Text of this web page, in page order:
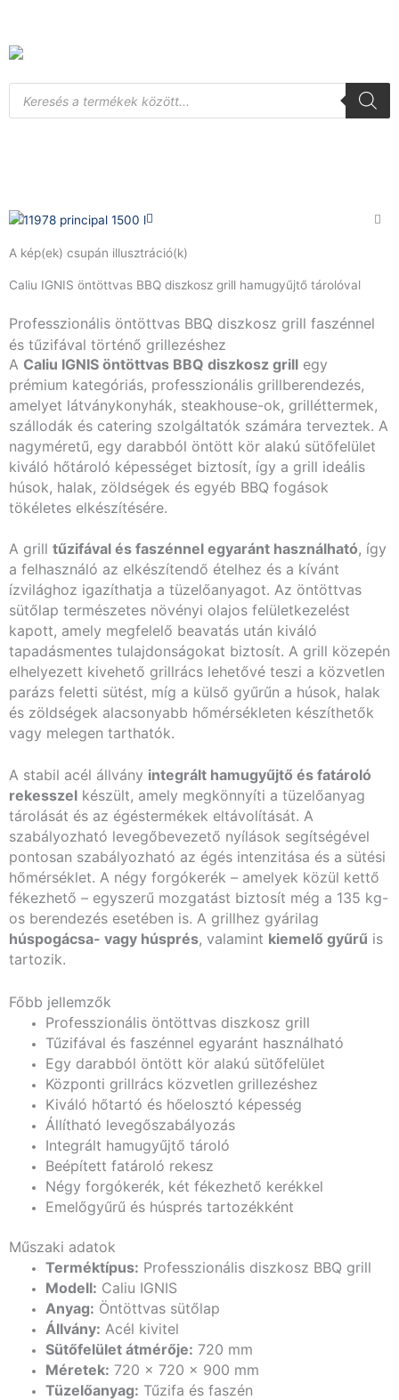
content
Products
search
A kép(ek) csupán illusztráció(k)
Caliu IGNIS öntöttvas BBQ diszkosz grill hamugyűjtő tárolóval
Professzionális öntöttvas BBQ diszkosz grill faszénnel
és tűzifával történő grillezéshez
A Caliu IGNIS öntöttvas BBQ diszkosz grill egy
prémium kategóriás, professzionális grillberendezés,
amelyet látványkonyhák, steakhouse-ok, grilléttermek,
szállodák és catering szolgáltatók számára terveztek. A
nagyméretű, egy darabból öntött kör alakú sütőfelület
kiváló hőtároló képességet biztosít, így a grill ideális
húsok, halak, zöldségek és egyéb BBQ fogások
tökéletes elkészítésére.
A grill tűzifával és faszénnel egyaránt használható, így
a felhasználó az elkészítendő ételhez és a kívánt
ízvilághoz igazíthatja a tüzelőanyagot. Az öntöttvas
sütőlap természetes növényi olajos felületkezelést
kapott, amely megfelelő beavatás után kiváló
tapadásmentes tulajdonságokat biztosít. A grill közepén
elhelyezett kivehető grillrács lehetővé teszi a közvetlen
parázs feletti sütést, míg a külső gyűrűn a húsok, halak
és zöldségek alacsonyabb hőmérsékleten készíthetők
vagy melegen tarthatók.
A stabil acél állvány integrált hamugyűjtő és fatároló
rekesszel készült, amely megkönnyíti a tüzelőanyag
tárolását és az égéstermékek eltávolítását. A
szabályozható levegőbevezető nyílások segítségével
pontosan szabályozható az égés intenzitása és a sütési
hőmérséklet. A négy forgókerék – amelyek közül kettő
fékezhető – egyszerű mozgatást biztosít még a 135 kg-
os berendezés esetében is. A grillhez gyárilag
húspogácsa- vagy húsprés, valamint kiemelő gyűrű is
tartozik.
Főbb jellemzők
Professzionális öntöttvas diszkosz grill
Tűzifával és faszénnel egyaránt használható
Egy darabból öntött kör alakú sütőfelület
Központi grillrács közvetlen grillezéshez
Kiváló hőtartó és hőelosztó képesség
Állítható levegőszabályozás
Integrált hamugyűjtő tároló
Beépített fatároló rekesz
Négy forgókerék, két fékezhető kerékkel
Emelőgyűrű és húsprés tartozékként
Műszaki adatok
Terméktípus: Professzionális diszkosz BBQ grill
Modell: Caliu IGNIS
Anyag: Öntöttvas sütőlap
Állvány: Acél kivitel
Sütőfelület átmérője: 720 mm
Méretek: 720 × 720 × 900 mm
Tüzelőanyag: Tűzifa és faszén